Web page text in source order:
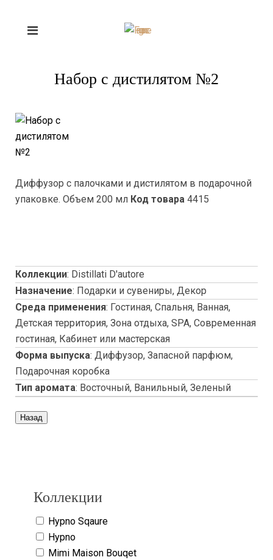
Набор с дистилятом №2
Диффузор с палочками и дистилятом в подарочной
упаковке. Объем 200 мл Код товара 4415
Коллекции: Distillati D'autore
Назначение: Подарки и сувениры, Декор
Среда применения: Гостиная, Спальня, Ванная,
Детская территория, Зона отдыха, SPA, Современная
гостиная, Кабинет или мастерская
Форма выпуска: Диффузор, Запасной парфюм,
Подарочная коробка
Тип аромата: Восточный, Ванильный, Зеленый
Коллекции
Hypno Sqaure
Hypno
Mimi Maison Bouqet